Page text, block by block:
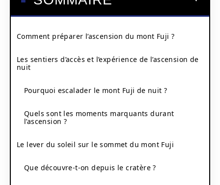
Comment préparer l’ascension du mont Fuji ?
Les sentiers d’accès et l’expérience de l’ascension de
nuit
Pourquoi escalader le mont Fuji de nuit ?
Quels sont les moments marquants durant
l’ascension ?
Le lever du soleil sur le sommet du mont Fuji
Que découvre-t-on depuis le cratère ?